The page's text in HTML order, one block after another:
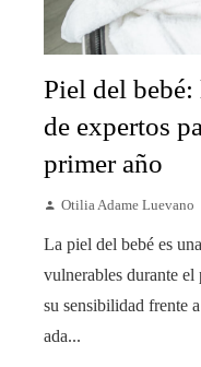
Piel del bebé:
de expertos
primer año
Otilia Adame Luevano
La piel del bebé es
vulnerables durante
su sensibilidad frente
ada...